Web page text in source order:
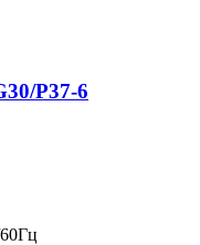
P37-6